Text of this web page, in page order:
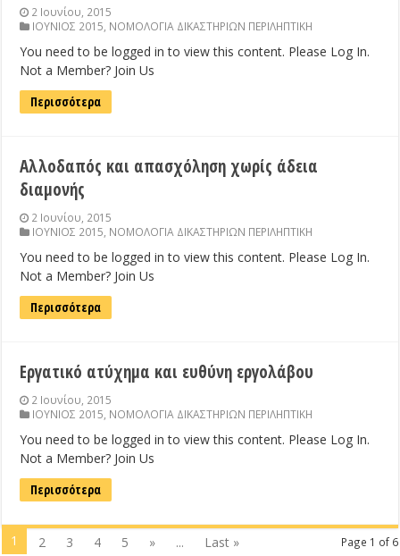
2 Ιουνίου, 2015
ΙΟΥΝΙΟΣ 2015, ΝΟΜΟΛΟΓΙΑ ΔΙΚΑΣΤΗΡΙΩΝ ΠΕΡΙΛΗΠΤΙΚΗ
You need to be logged in to view this content. Please Log In.
Not a Member? Join Us
Περισσότερα
Αλλοδαπός και απασχόληση χωρίς άδεια
διαμονής
2 Ιουνίου, 2015
ΙΟΥΝΙΟΣ 2015, ΝΟΜΟΛΟΓΙΑ ΔΙΚΑΣΤΗΡΙΩΝ ΠΕΡΙΛΗΠΤΙΚΗ
You need to be logged in to view this content. Please Log In.
Not a Member? Join Us
Περισσότερα
Εργατικό ατύχημα και ευθύνη εργολάβου
2 Ιουνίου, 2015
ΙΟΥΝΙΟΣ 2015, ΝΟΜΟΛΟΓΙΑ ΔΙΚΑΣΤΗΡΙΩΝ ΠΕΡΙΛΗΠΤΙΚΗ
You need to be logged in to view this content. Please Log In.
Not a Member? Join Us
Περισσότερα
Page 1 of 6
1 2 3 4 5 » ... Last »